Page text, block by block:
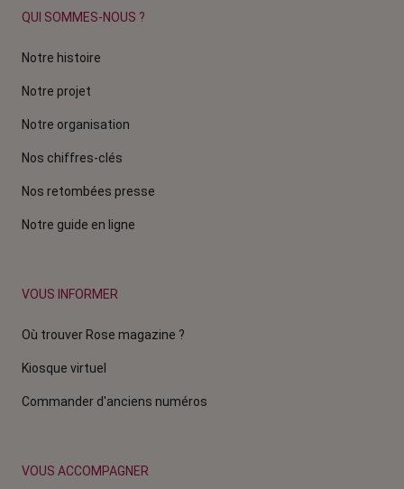
QUI SOMMES-NOUS ?
Notre histoire
Notre projet
Notre organisation
Nos chiffres-clés
Nos retombées presse
Notre guide en ligne
VOUS INFORMER
Où trouver Rose magazine ?
Kiosque virtuel
Commander d'anciens numéros
VOUS ACCOMPAGNER